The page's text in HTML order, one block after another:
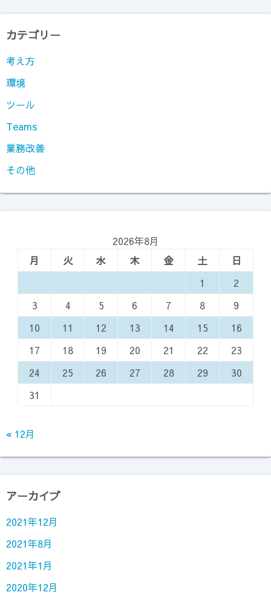
カテゴリー
考え方
環境
ツール
Teams
業務改善
その他
2026年8月
月
火 水 木 金 土
日
1
2
3
4 5 6 7 8
9
10
11 12 13 14 15
16
17
18 19 20 21 22
23
24
25 26 27 28 29
30
31
« 12月
アーカイブ
2021年12月
2021年8月
2021年1月
2020年12月